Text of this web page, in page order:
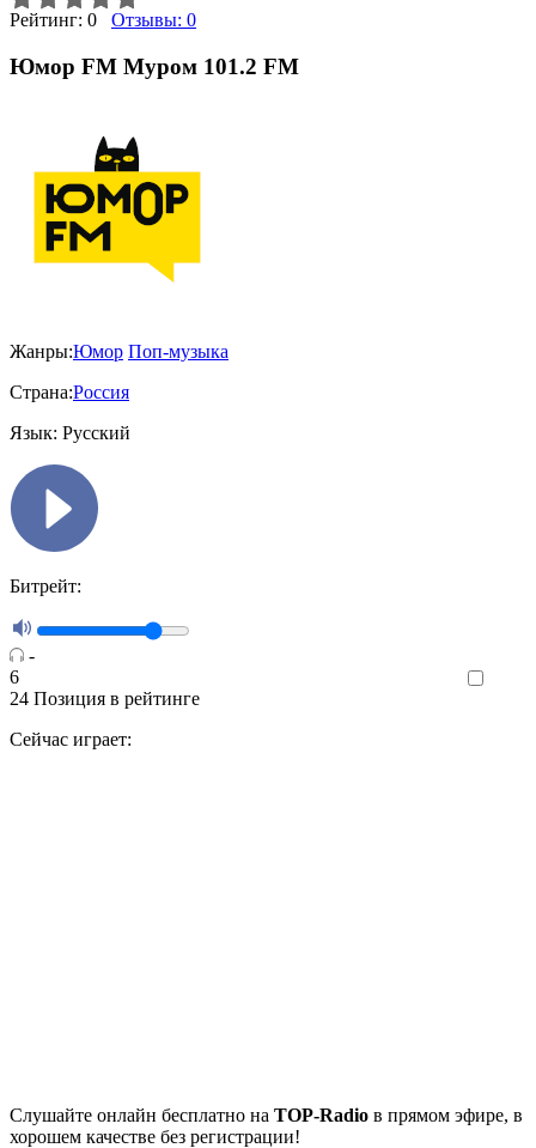
Рейтинг: 0 Отзывы: 0
Юмор FM Муром 101.2 FM
Жанры:Юмор Поп-музыка
Страна:Россия
Язык: Русский
Битрейт:
-
6
24 Позиция в рейтинге
Сейчас играет:
Cлушайте онлайн бесплатно на TOP-Radio в прямом эфире, в
хорошем качестве без регистрации!